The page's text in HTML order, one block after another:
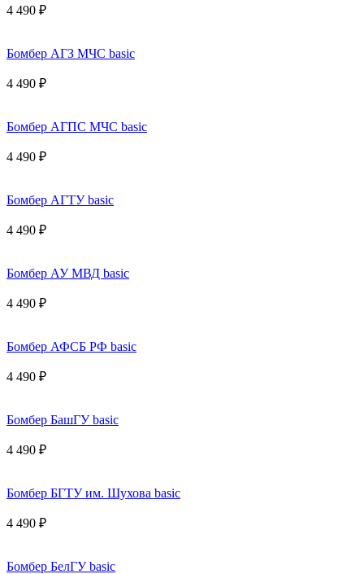
4 490 ₽
Бомбер АГЗ МЧС basic
4 490 ₽
Бомбер АГПС МЧС basic
4 490 ₽
Бомбер АГТУ basic
4 490 ₽
Бомбер АУ МВД basic
4 490 ₽
Бомбер АФСБ РФ basic
4 490 ₽
Бомбер БашГУ basic
4 490 ₽
Бомбер БГТУ им. Шухова basic
4 490 ₽
Бомбер БелГУ basic